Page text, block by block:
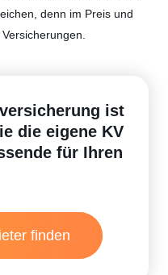
denn im Preis und
Versicherungen
ist
die eigene KV
für Ihren
finden